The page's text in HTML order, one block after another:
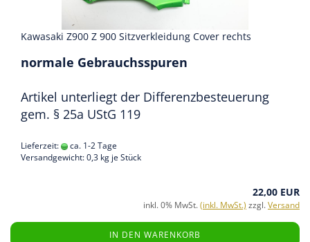
Kawasaki Z900 Z 900 Sitzverkleidung Cover rechts
normale Gebrauchsspuren
Artikel unterliegt der Differenzbesteuerung
gem. § 25a UStG 119
Lieferzeit:
ca. 1-2 Tage
Versandgewicht:0,3 kg je Stück
22,00 EUR
inkl. 0% MwSt.(inkl. MwSt.) zzgl.Versand
IN DEN WARENKORB